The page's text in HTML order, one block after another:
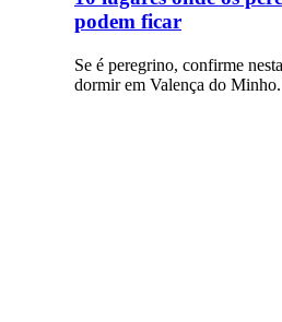
podem ficar
Se é peregrino, confirme
dormir em Valença do Minho.